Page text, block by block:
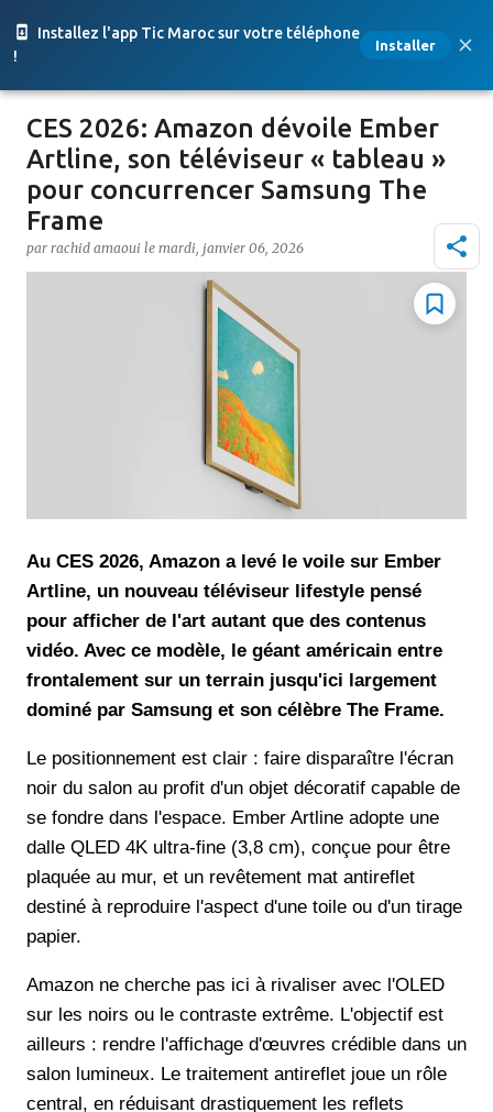
Installez l'app Tic Maroc sur votre téléphone
!
Installer
Accéder au contenu principal
CES 2026: Amazon dévoile Ember
Artline, son téléviseur « tableau »
pour concurrencer Samsung The
Frame
par rachid amaoui le mardi, janvier 06, 2026
Au CES 2026, Amazon a levé le voile sur Ember
Artline, un nouveau téléviseur lifestyle pensé
pour afficher de l'art autant que des contenus
vidéo. Avec ce modèle, le géant américain entre
frontalement sur un terrain jusqu'ici largement
dominé par Samsung et son célèbre The Frame.
Le positionnement est clair : faire disparaître l'écran
noir du salon au profit d'un objet décoratif capable de
se fondre dans l'espace. Ember Artline adopte une
dalle QLED 4K ultra-fine (3,8 cm), conçue pour être
plaquée au mur, et un revêtement mat antireflet
destiné à reproduire l'aspect d'une toile ou d'un tirage
papier.
Amazon ne cherche pas ici à rivaliser avec l'OLED
sur les noirs ou le contraste extrême. L'objectif est
ailleurs : rendre l'affichage d'œuvres crédible dans un
salon lumineux. Le traitement antireflet joue un rôle
central, en réduisant drastiquement les reflets